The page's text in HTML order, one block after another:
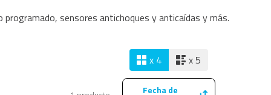
sensores antichoques y anticaídas y más.
x 4
x 5
Fecha de